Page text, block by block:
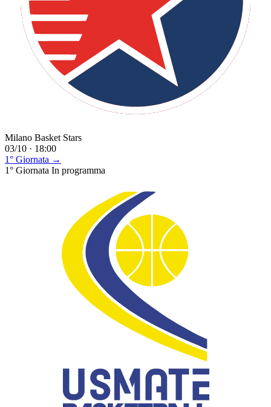
Milano Basket Stars
03/10 · 18:00
1° Giornata →
1° Giornata In programma